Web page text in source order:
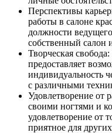
Перспективы
работы в салоне
должности
собственный салон
Творческая
предоставляет
индивидуальность
с различными
Удовлетворение от
своими ногтями и
удовлетворение от
приятное для